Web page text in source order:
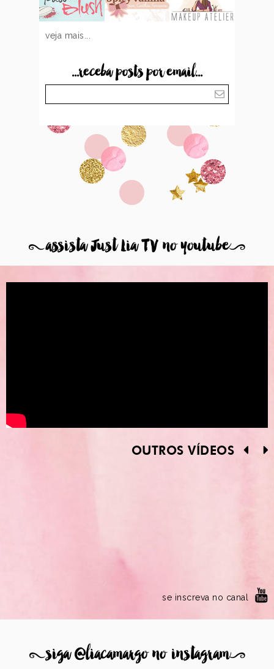
veja mais...
...receba posts por email...
8assista Just Lia TV no youtube9
OUTROS VÍDEOS
se inscreva no canal
8siga @liacamargo no instagram9